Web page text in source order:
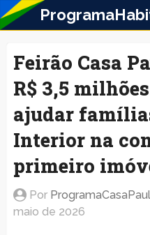
Feirão Casa
R$ 3,5
ajudar
Interior na
primeiro
Por
maio de 2026